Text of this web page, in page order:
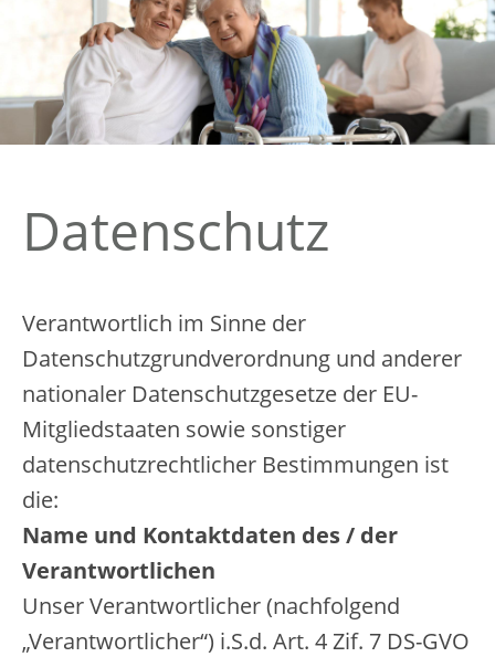
Datenschutz
Verantwortlich im Sinne der
Datenschutzgrundverordnung und anderer
nationaler Datenschutzgesetze der EU-
Mitgliedstaaten sowie sonstiger
datenschutzrechtlicher Bestimmungen ist
die:
Name und Kontaktdaten des / der
Verantwortlichen
Unser Verantwortlicher (nachfolgend
„Verantwortlicher“) i.S.d. Art. 4 Zif. 7 DS-GVO